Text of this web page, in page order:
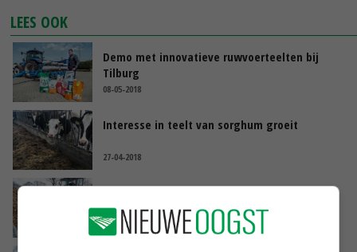
LEES OOK
Demo met innovatieve ruwvoerteelten bij
Tilburg
08-05-2018
Interesse in teelt van sorghum groeit
27-04-2018
tegenvalt
01-02-2018